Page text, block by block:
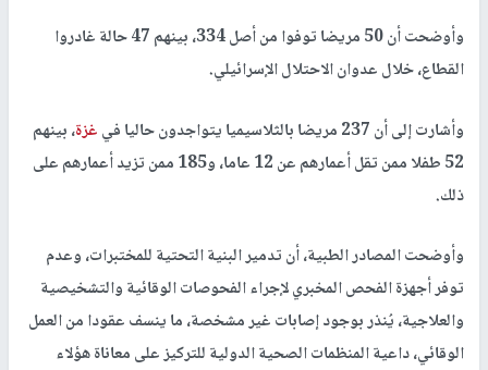
وأوضحت أن 50 مريضا توفوا من أصل 334، بينهم 47 حالة غادروا
القطاع، خلال عدوان الاحتلال الإسرائيلي.
وأشارت إلى أن 237 مريضا بالثلاسيميا يتواجدون حاليا في غزة، بينهم
52 طفلا ممن تقل أعمارهم عن 12 عاما، و185 ممن تزيد أعمارهم على
ذلك.
وأوضحت المصادر الطبية، أن تدمير البنية التحتية للمختبرات، وعدم
توفر أجهزة الفحص المخبري لإجراء الفحوصات الوقائية والتشخيصية
والعلاجية، يُنذر بوجود إصابات غير مشخصة، ما ينسف عقودا من العمل
الوقائي، داعية المنظمات الصحية الدولية للتركيز على معاناة هؤلاء